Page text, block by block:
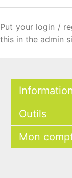
Put your login /
this in the admin
Outils
Mon